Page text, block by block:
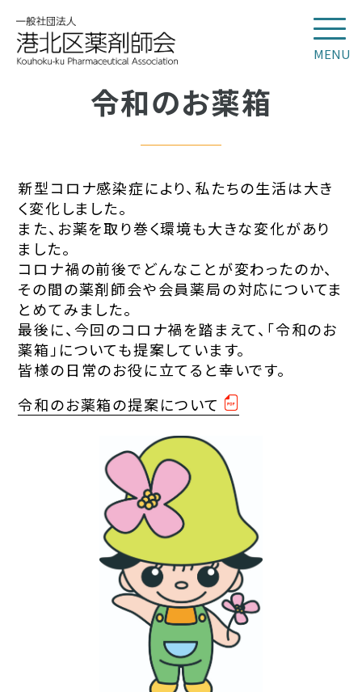
MENU
令和のお薬箱
新型コロナ感染症により、私たちの生活は大き
く変化しました。
また、お薬を取り巻く環境も大きな変化があり
ました。
コロナ禍の前後でどんなことが変わったのか、
その間の薬剤師会や会員薬局の対応についてま
とめてみました。
最後に、今回のコロナ禍を踏まえて、「令和のお
薬箱」についても提案しています。
皆様の日常のお役に立てると幸いです。
令和のお薬箱の提案について